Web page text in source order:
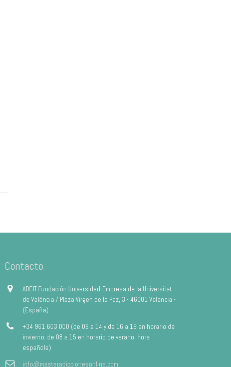
Contacto
ADEIT Fundación Universidad-Empresa de la Universitat
de València / Plaza Virgen de la Paz, 3 - 46001 Valencia -
(España)
+34 961 603 000 (de 09 a 14 y de 16 a 19 en horario de
invierno; de 08 a 15 en horario de verano, hora
española)
info@masteradiccionesonline.com